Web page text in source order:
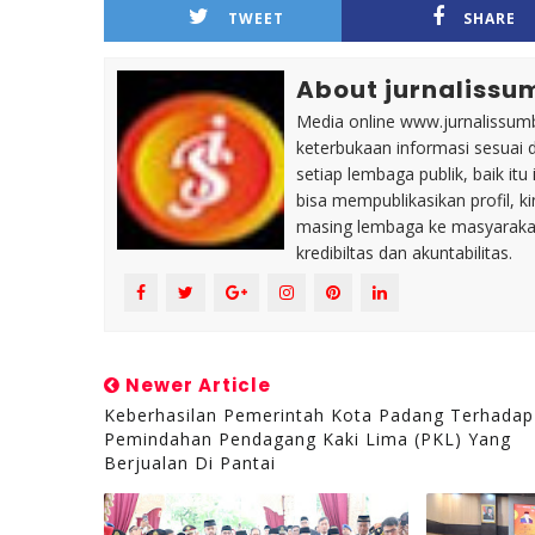
TWEET SHARE
About
Media online
keterbukaan informasi sesuai
setiap lembaga publik, baik
bisa mempublikasikan profil,
masing lembaga ke
kredibiltas dan akuntabilitas.
Newer Article
Keberhasilan Pemerintah Kota Padang Terhadap
Pemindahan Pendagang Kaki Lima (PKL) Yang
Berjualan Di Pantai